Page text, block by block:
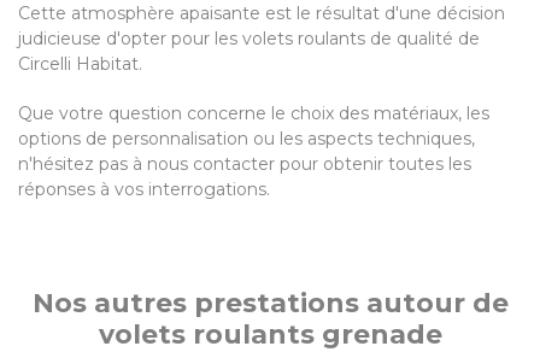
Cette atmosphère apaisante est le résultat d'une décision
judicieuse d'opter pour les volets roulants de qualité de
Circelli Habitat.
Que votre question concerne le choix des matériaux, les
options de personnalisation ou les aspects techniques,
n'hésitez pas à nous contacter pour obtenir toutes les
réponses à vos interrogations.
Nos autres prestations autour de
volets roulants grenade